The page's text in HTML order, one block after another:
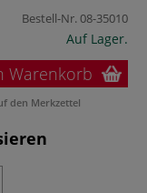
Bestell-Nr.08-35010
Auf Lager.
Warenkorb
den Merkzettel